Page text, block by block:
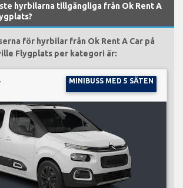
hyrbilarna tillgängliga från Ok Rent A
för hyrbilar från Ok Rent A Car på
Flygplats per kategori är:
MINIBUSS MED 5 SÄTEN